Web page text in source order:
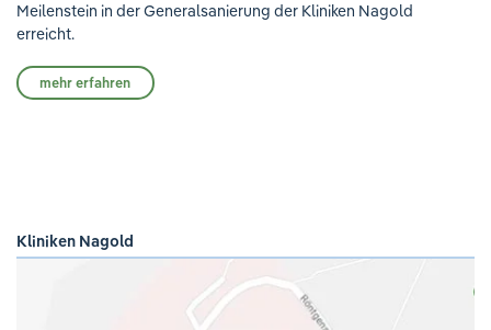
Meilenstein in der Generalsanierung der Kliniken Nagold
erreicht.
mehr erfahren
Kliniken Nagold